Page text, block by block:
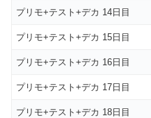
プリモ+テスト+デカ 14日目
プリモ+テスト+デカ 15日目
プリモ+テスト+デカ 16日目
プリモ+テスト+デカ 17日目
プリモ+テスト+デカ 18日目